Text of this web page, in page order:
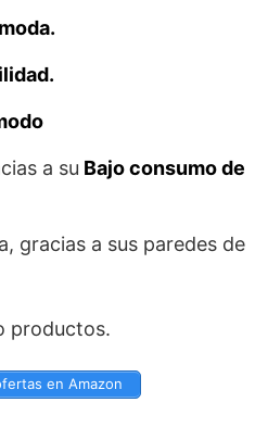
a su Bajo consumo de
gracias a sus paredes de
productos.
en Amazon